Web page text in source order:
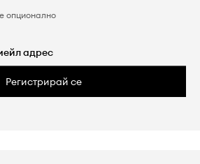
опционално
Регистрирай се